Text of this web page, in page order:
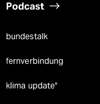
Podcast
bundestalk
fernverbindung
klima update°